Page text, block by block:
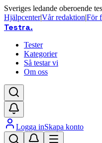
Sveriges ledande oberoende
Hjälpcenter|Vår redaktion|För
Testra.
Tester
Kategorier
Så testar vi
Om oss
Logga inSkapa konto